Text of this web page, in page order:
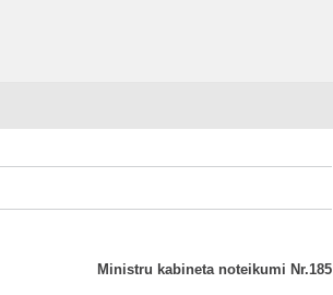
Ministru kabineta noteikumi Nr.185